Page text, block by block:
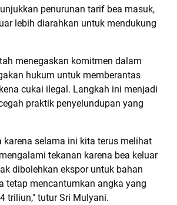
penurunan tarif bea masuk,
lebih diarahkan untuk mendukung
menegaskan komitmen dalam
hukum untuk memberantas
cukai ilegal. Langkah ini menjadi
praktik penyelundupan yang
karena selama ini kita terus melihat
tekanan karena bea keluar
dibolehkan ekspor untuk bahan
tetap mencantumkan angka yang
triliun," tutur Sri Mulyani.